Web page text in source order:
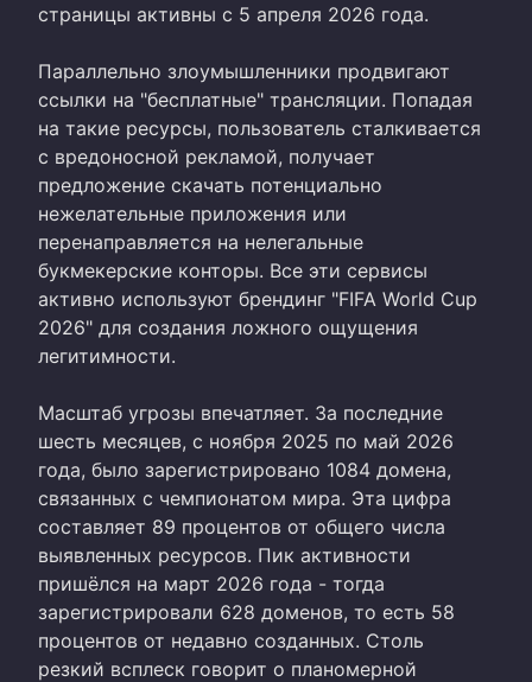
страницы активны с 5 апреля 2026 года.
Параллельно злоумышленники продвигают
ссылки на "бесплатные" трансляции. Попадая
на такие ресурсы, пользователь сталкивается
с вредоносной рекламой, получает
предложение скачать потенциально
нежелательные приложения или
перенаправляется на нелегальные
букмекерские конторы. Все эти сервисы
активно используют брендинг "FIFA World Cup
2026" для создания ложного ощущения
легитимности.
Масштаб угрозы впечатляет. За последние
шесть месяцев, с ноября 2025 по май 2026
года, было зарегистрировано 1084 домена,
связанных с чемпионатом мира. Эта цифра
составляет 89 процентов от общего числа
выявленных ресурсов. Пик активности
пришёлся на март 2026 года - тогда
зарегистрировали 628 доменов, то есть 58
процентов от недавно созданных. Столь
резкий всплеск говорит о планомерной